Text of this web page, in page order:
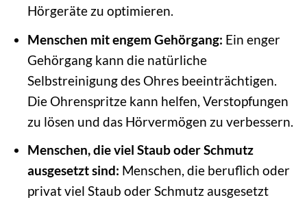
Hörgeräte zu optimieren.
Menschen mit engem Gehörgang: Ein enger
Gehörgang kann die natürliche
Selbstreinigung des Ohres beeinträchtigen.
Die Ohrenspritze kann helfen, Verstopfungen
zu lösen und das Hörvermögen zu verbessern.
Menschen, die viel Staub oder Schmutz
ausgesetzt sind: Menschen, die beruflich oder
privat viel Staub oder Schmutz ausgesetzt